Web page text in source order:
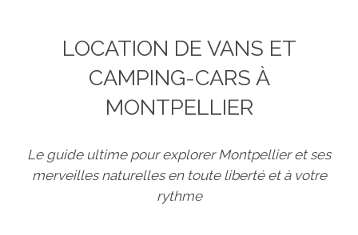
LOCATION DE VANS ET
CAMPING-CARS À
MONTPELLIER
Le guide ultime pour explorer Montpellier et ses
merveilles naturelles en toute liberté et à votre
rythme